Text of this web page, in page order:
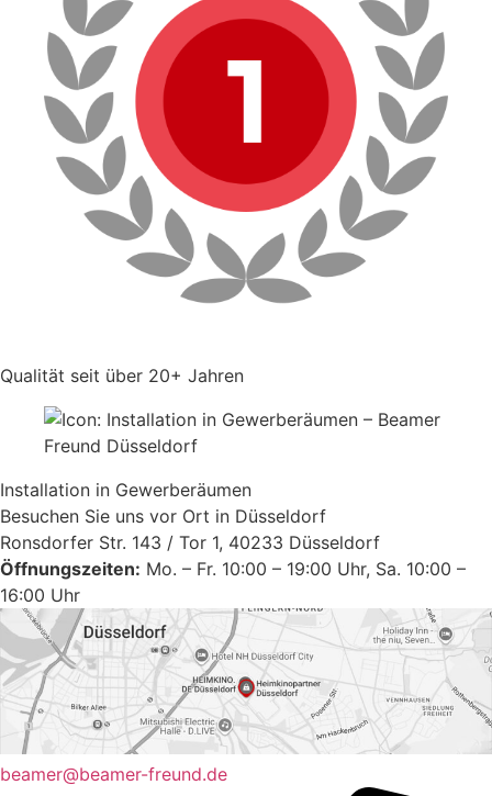
Qualität seit über 20+ Jahren
Installation in Gewerberäumen
Besuchen Sie uns vor Ort in Düsseldorf
Ronsdorfer Str. 143 / Tor 1, 40233 Düsseldorf
Öffnungszeiten: Mo. – Fr. 10:00 – 19:00 Uhr, Sa. 10:00 –
16:00 Uhr
beamer@beamer-freund.de